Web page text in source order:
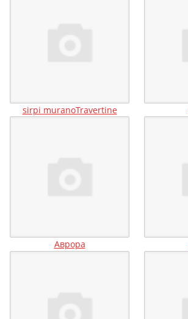
sirpi muranoTravertine
Аврора